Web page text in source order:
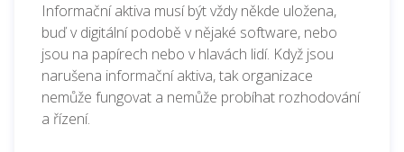
Informační aktiva musí být vždy někde uložena,
buď v digitální podobě v nějaké software, nebo
jsou na papírech nebo v hlavách lidí. Když jsou
narušena informační aktiva, tak organizace
nemůže fungovat a nemůže probíhat rozhodování
a řízení.